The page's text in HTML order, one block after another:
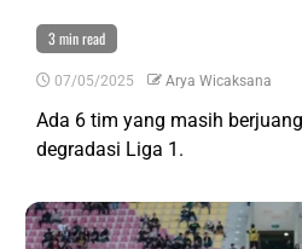
3 min read
07/05/2025 Arya Wicaksana
Ada 6 tim yang masih
degradasi Liga 1.